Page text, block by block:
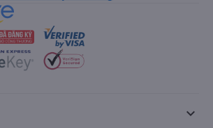
keyboard_arrow_down